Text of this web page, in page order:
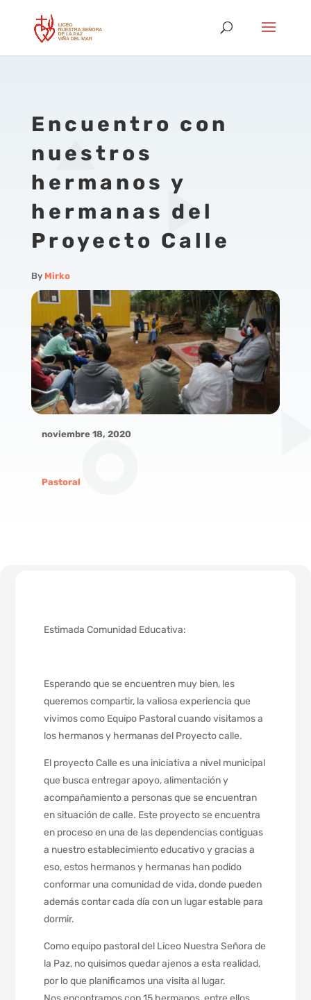
Encuentro con
nuestros
hermanos y
hermanas del
Proyecto Calle
By Mirko
noviembre 18, 2020
Pastoral
Estimada Comunidad Educativa:
Esperando que se encuentren muy bien, les
queremos compartir, la valiosa experiencia que
vivimos como Equipo Pastoral cuando visitamos a
los hermanos y hermanas del Proyecto calle.
El proyecto Calle es una iniciativa a nivel municipal
que busca entregar apoyo, alimentación y
acompañamiento a personas que se encuentran
en situación de calle. Este proyecto se encuentra
en proceso en una de las dependencias contiguas
a nuestro establecimiento educativo y gracias a
eso, estos hermanos y hermanas han podido
conformar una comunidad de vida, donde pueden
además contar cada día con un lugar estable para
dormir.
Como equipo pastoral del Liceo Nuestra Señora de
la Paz, no quisimos quedar ajenos a esta realidad,
por lo que planificamos una visita al lugar.